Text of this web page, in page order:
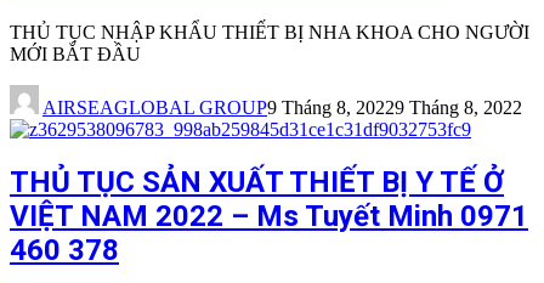
THỦ TỤC NHẬP KHẨU THIẾT BỊ NHA KHOA CHO NGƯỜI
MỚI BẮT ĐẦU
AIRSEAGLOBAL GROUP9 Tháng 8, 20229 Tháng 8, 2022
THỦ TỤC SẢN XUẤT THIẾT BỊ Y TẾ Ở
VIỆT NAM 2022 – Ms Tuyết Minh 0971
460 378